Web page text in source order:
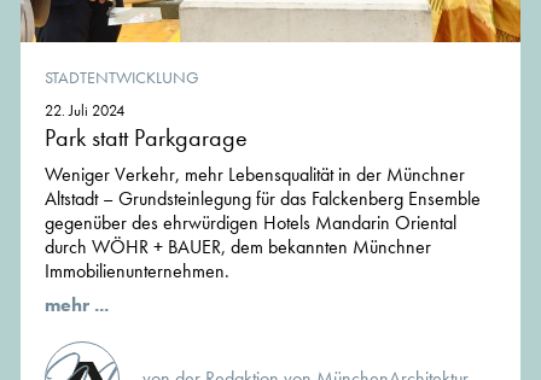
STADTENTWICKLUNG
22. Juli 2024
Park statt Parkgarage
Weniger Verkehr, mehr Lebensqualität in der Münchner
Altstadt – Grundsteinlegung für das Falckenberg Ensemble
gegenüber des ehrwürdigen Hotels Mandarin Oriental
durch WÖHR + BAUER, dem bekannten Münchner
Immobilienunternehmen.
mehr ...